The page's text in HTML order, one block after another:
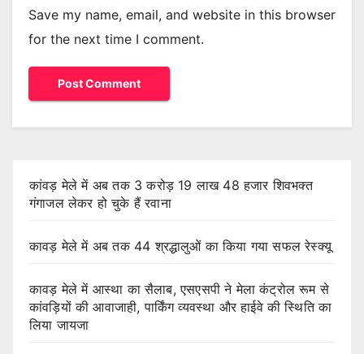
Save my name, email, and website in this browser
for the next time I comment.
कांवड़ मेले में अब तक 3 करोड़ 19 लाख 48 हजार शिवभक्त
गंगाजल लेकर हो चुके हैं रवाना
कावड़ मेले में अब तक 44 श्रद्धालुओं का किया गया सफल रेस्क्यू
कावड़ मेले में आस्था का सैलाब, एसएसपी ने मेला कंट्रोल रूम से
कांवड़ियों की आवाजाही, पार्किंग व्यवस्था और हाईवे की स्थिति का
लिया जायजा